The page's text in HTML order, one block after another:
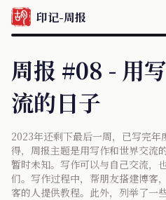
印记-周报
周报 #08 - 用
流的日子
2023年还剩下最后一周，已写完
得，周报主题是用写作和世界交流
暂时未知。写作可以与自己交流，
们。写作过程中，帮朋友搭建博客
客的人提供教程。此外，列举了一